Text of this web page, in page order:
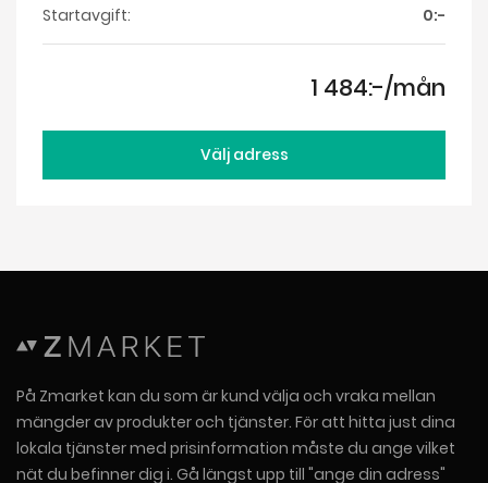
Startavgift: 0:-
1 484:-/mån
Välj adress
På Zmarket kan du som är kund välja och vraka mellan
mängder av produkter och tjänster. För att hitta just dina
lokala tjänster med prisinformation måste du ange vilket
nät du befinner dig i. Gå längst upp till "ange din adress"